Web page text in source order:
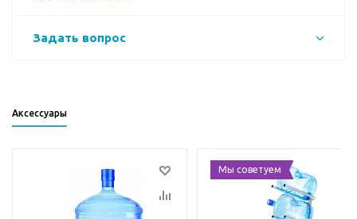
Задать вопрос
Аксессуары
Мы советуем